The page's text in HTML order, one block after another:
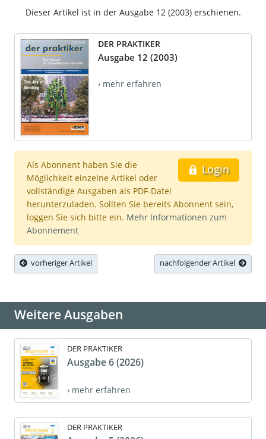
Dieser Artikel ist in der Ausgabe 12 (2003) erschienen.
DER PRAKTIKER
Ausgabe 12 (2003)
› mehr erfahren
Login
Als Abonnent haben Sie die
Möglichkeit einzelne Artikel oder
vollständige Ausgaben als PDF-Datei
herunterzuladen. Sollten Sie bereits Abonnent sein,
loggen Sie sich bitte ein. Mehr Informationen zum
Abonnement
vorheriger Artikel nachfolgender Artikel
Weitere Ausgaben
DER PRAKTIKER
Ausgabe 6 (2026)
› mehr erfahren
DER PRAKTIKER